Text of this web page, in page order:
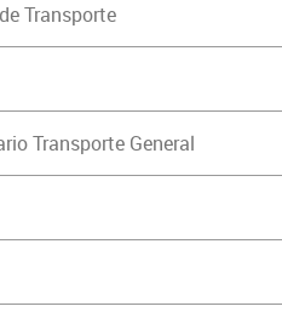
Transporte
Transporte General